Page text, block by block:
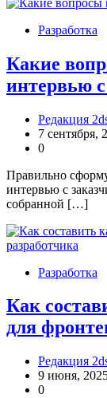
Разработка
Какие
интервью
Редакция
7 сентября,
0
Правильно
интервью с
собранной […]
Разработка
Как
для
Редакция
9 июня,
0